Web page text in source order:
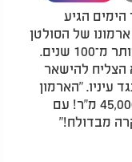
הימים הגיע
של הסולטן
ששלט באימפריה העות'מאנית לפני יותר מ־100 שנים.
הצליח להישאר
עיניו. "הארמון
מכיל 285 חדרים! על שטח ענק של 45,000 מ"ר! עם
מבדולח!"